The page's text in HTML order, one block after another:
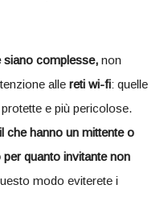
siano complesse, non
alle reti wi-fi: quelle
e più pericolose.
che hanno un mittente o
quanto invitante non
modo eviterete i